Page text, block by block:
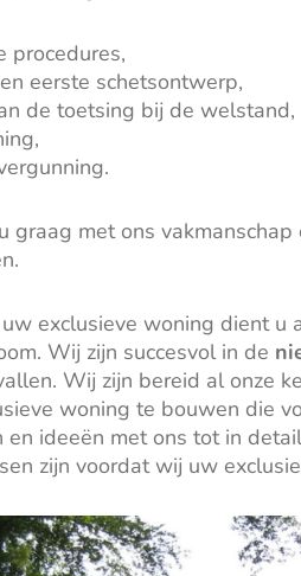
procedures,
eerste schetsontwerp,
de toetsing bij de welstand,
u graag met ons
exclusieve woning dient
Wij zijn succesvol in de
Wij zijn bereid al onze
woning te bouwen die
ideeën met ons tot in
zijn voordat wij uw